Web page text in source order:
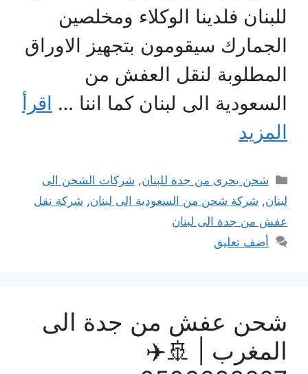
للبنان فلدينا الوكلاء ومخلصين
الجمارك سيقومون بتجهيز الاوراق
المطلوبة لنقل العفش من
السعودية الى لبنان كما اننا … اقرأ
المزيد
التصنيفات
شحن بحرى من جدة للبنان, شركات الشحن الى
لبنان, شركة شحن من السعودية الى لبنان, شركة نقل
عفش من جدة الى لبنان
أضف تعليق
شحن عفش من جدة الى
المغرب | 🚢✈️